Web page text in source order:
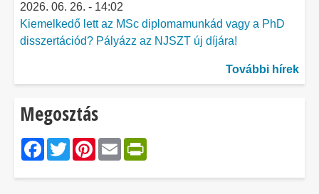
2026. 06. 26. - 14:02
Kiemelkedő lett az MSc diplomamunkád vagy a PhD
disszertációd? Pályázz az NJSZT új díjára!
További hírek
Megosztás
Facebook
Twitter
Pinterest
Email